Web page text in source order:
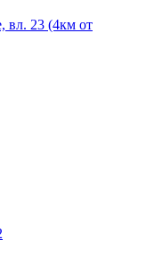
вл. 23 (4км от